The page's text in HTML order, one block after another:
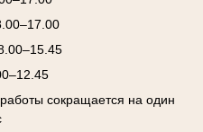
сокращается на один